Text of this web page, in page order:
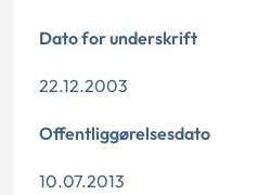
Dato for underskrift
22.12.2003
Offentliggørelsesdato
10.07.2013